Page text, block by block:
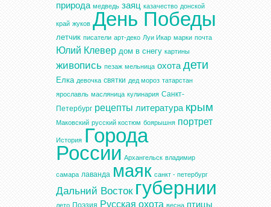
природа медведь заяц казачество донской
край жуков День Победы
летчик писатели арт-деко Луи Икар марки почта
Юлий Клевер дом в снегу картины
живопись пезаж мельница охота дети
Елка девочка святки дед мороз татарстан
ярославль масляница кулинария Санкт-
Петербург рецепты литература крым
Маковский русский костюм боярышня портрет
История Города
России Архангельск владимир
самара лаванда маяк санкт - петербург
Дальний Восток губернии
лето Поэзия Русская охота весна птицы